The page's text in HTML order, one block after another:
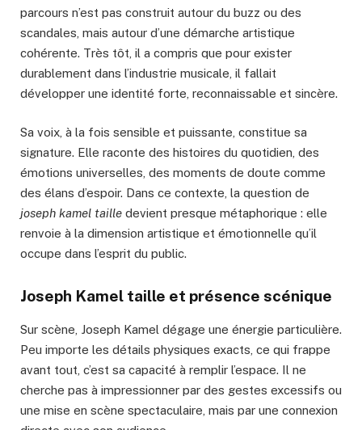
parcours n’est pas construit autour du buzz ou des
scandales, mais autour d’une démarche artistique
cohérente. Très tôt, il a compris que pour exister
durablement dans l’industrie musicale, il fallait
développer une identité forte, reconnaissable et sincère.
Sa voix, à la fois sensible et puissante, constitue sa
signature. Elle raconte des histoires du quotidien, des
émotions universelles, des moments de doute comme
des élans d’espoir. Dans ce contexte, la question de
joseph kamel taille devient presque métaphorique : elle
renvoie à la dimension artistique et émotionnelle qu’il
occupe dans l’esprit du public.
Joseph Kamel taille et présence scénique
Sur scène, Joseph Kamel dégage une énergie particulière.
Peu importe les détails physiques exacts, ce qui frappe
avant tout, c’est sa capacité à remplir l’espace. Il ne
cherche pas à impressionner par des gestes excessifs ou
une mise en scène spectaculaire, mais par une connexion